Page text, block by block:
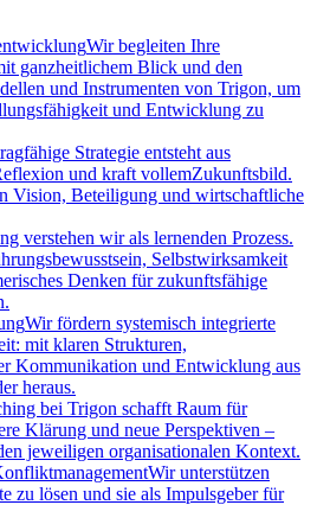
Wir begleiten Ihre
ganzheitlichem Blick und den
und Instrumenten von Trigon, um
und Entwicklung zu
Strategie entsteht aus
und kraft vollemZukunftsbild.
Vision, Beteiligung und wirtschaftliche
verstehen wir als lernenden Prozess.
Selbstwirksamkeit
Denken für zukunftsfähige
Wir fördern systemisch integrierte
mit klaren Strukturen,
Kommunikation und Entwicklung aus
heraus.
bei Trigon schafft Raum für
Klärung und neue Perspektiven –
jeweiligen organisationalen Kontext.
Wir unterstützen
zu lösen und sie als Impulsgeber für